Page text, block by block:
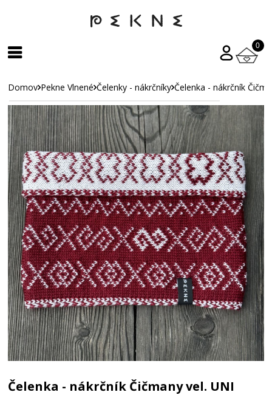
0
Domov Pekne Vlnené Čelenky - nákrčníky Čelenka - nákrčník
Čelenka - nákrčník Čičmany vel. UNI